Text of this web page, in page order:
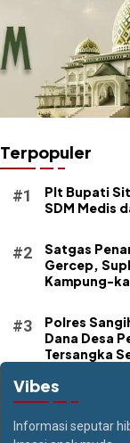
Terpopuler
​Plt Bupati
SDM Medis
Satgas
Gercep,
Kampung-
Polres
Dana Desa
Tersangka
Vibes
Informasi seputar